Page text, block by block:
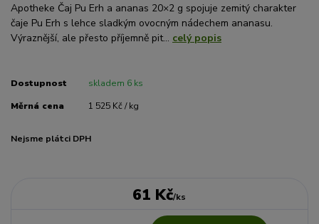
Apotheke Čaj Pu Erh a ananas 20×2 g spojuje zemitý charakter
čaje Pu Erh s lehce sladkým ovocným nádechem ananasu.
Výraznější, ale přesto příjemně pit... celý popis
Dostupnost skladem 6 ks
Měrná cena 1 525 Kč / kg
Nejsme plátci DPH
61 Kč/ks